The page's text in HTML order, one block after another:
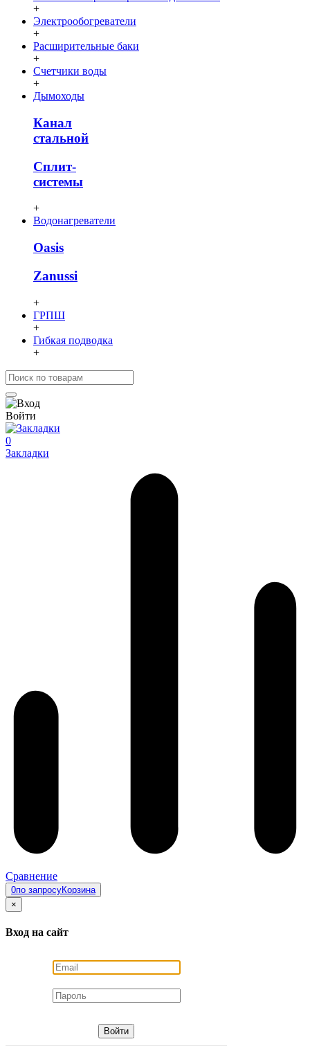
+
Электрообогреватели
+
Расширительные баки
+
Счетчики воды
+
Дымоходы
Канал
стальной
Сплит-
системы
+
Водонагреватели
Oasis
Zanussi
+
ГРПШ
+
Гибкая подводка
+
Войти
0
Закладки
Сравнение
0по запросуКорзина
×
Вход на сайт
Войти